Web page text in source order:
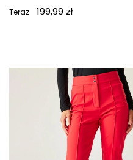
Teraz 199,99 zł